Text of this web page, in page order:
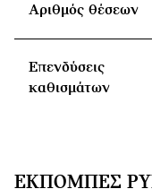
Αριθμός θέσεων
Επενδύσεις
καθισμάτων
ΕΚΠΟΜΠΈΣ